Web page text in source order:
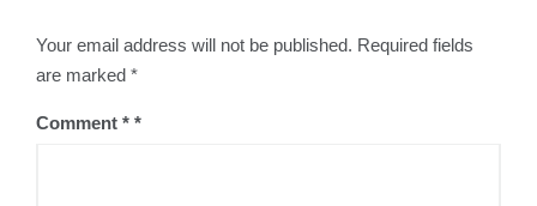
Your email address will not be published. Required fields
are marked *
Comment *